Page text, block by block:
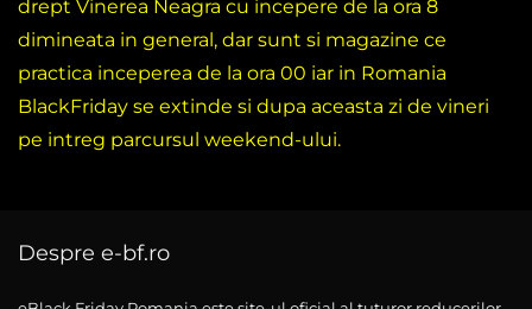
drept Vinerea Neagra cu incepere de la ora 8
dimineata in general, dar sunt si magazine ce
practica inceperea de la ora 00 iar in Romania
BlackFriday se extinde si dupa aceasta zi de vineri
pe intreg parcursul weekend-ului.
Despre e-bf.ro